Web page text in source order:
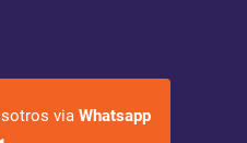
via Whatsapp